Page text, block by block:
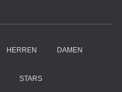
HERREN DAMEN
STARS